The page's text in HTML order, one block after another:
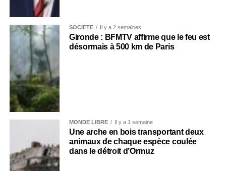
SOCIÉTÉ Il y a 2 semaines
Gironde : BFMTV affirme que le feu est
désormais à 500 km de Paris
MONDE LIBRE Il y a 1 semaine
Une arche en bois transportant deux
animaux de chaque espèce coulée
dans le détroit d’Ormuz